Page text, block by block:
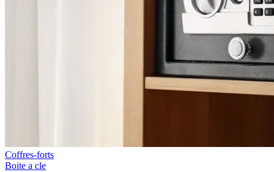
Coffres-forts
Boite a cle